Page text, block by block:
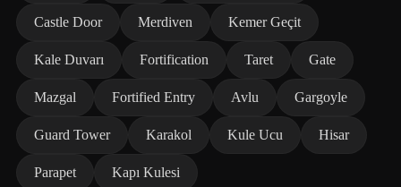
Castle Door Merdiven Kemer Geçit
Kale Duvarı Fortification Taret Gate
Mazgal Fortified Entry Avlu Gargoyle
Guard Tower Karakol Kule Ucu Hisar
Parapet Kapı Kulesi